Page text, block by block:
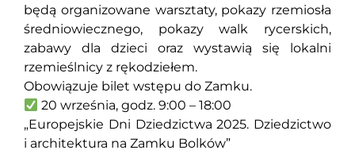
będą organizowane warsztaty, pokazy rzemiosła
średniowiecznego, pokazy walk rycerskich,
zabawy dla dzieci oraz wystawią się lokalni
rzemieślnicy z rękodziełem.
Obowiązuje bilet wstępu do Zamku.
20 września, godz. 9:00 – 18:00
„Europejskie Dni Dziedzictwa 2025. Dziedzictwo
i architektura na Zamku Bolków”